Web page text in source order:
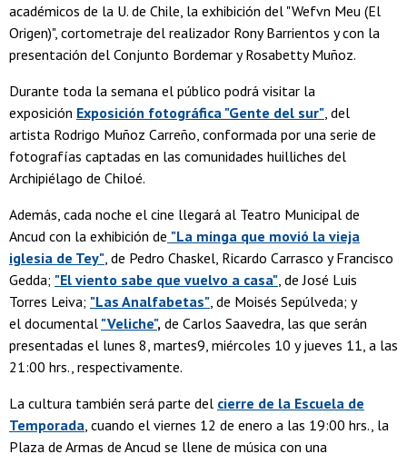
académicos de la U. de Chile, la exhibición del "Wefvn Meu (El
Origen)", cortometraje del realizador Rony Barrientos y con la
presentación del Conjunto Bordemar y Rosabetty Muñoz.
Durante toda la semana el público podrá visitar la
exposición Exposición fotográfica "Gente del sur" , del
artista Rodrigo Muñoz Carreño, conformada por una serie de
fotografías captadas en las comunidades huilliches del
Archipiélago de Chiloé.
Además, cada noche el cine llegará al Teatro Municipal de
Ancud con la exhibición de "La minga que movió la vieja
iglesia de Tey" , de Pedro Chaskel, Ricardo Carrasco y Francisco
Gedda; "El viento sabe que vuelvo a casa" , de José Luis
Torres Leiva; "Las Analfabetas" , de Moisés Sepúlveda; y
el documental "Veliche", de Carlos Saavedra, las que serán
presentadas el lunes 8, martes9, miércoles 10 y jueves 11, a las
21:00 hrs., respectivamente.
La cultura también será parte del cierre de la Escuela de
Temporada , cuando el viernes 12 de enero a las 19:00 hrs., la
Plaza de Armas de Ancud se llene de música con una